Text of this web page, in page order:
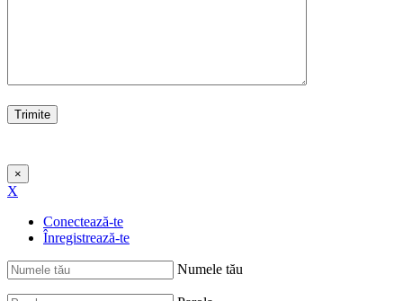
×
X
Conectează-te
Înregistrează-te
Numele tău